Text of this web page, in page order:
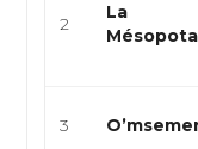
2
La
3